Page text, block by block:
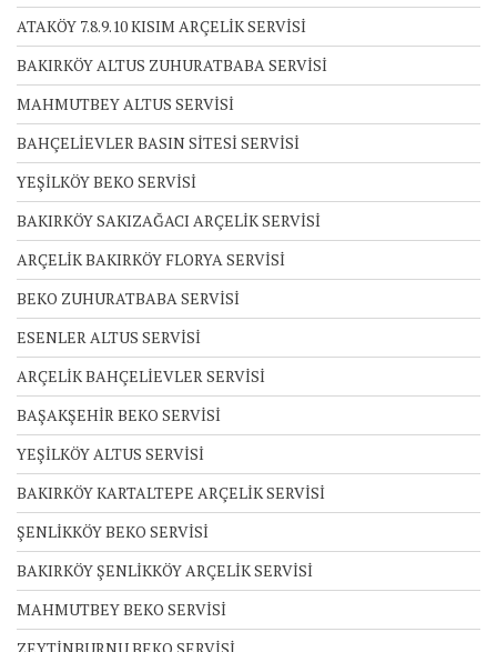
ATAKÖY 7.8.9.10 KISIM ARÇELİK SERVİSİ
BAKIRKÖY ALTUS ZUHURATBABA SERVİSİ
MAHMUTBEY ALTUS SERVİSİ
BAHÇELİEVLER BASIN SİTESİ SERVİSİ
YEŞİLKÖY BEKO SERVİSİ
BAKIRKÖY SAKIZAĞACI ARÇELİK SERVİSİ
ARÇELİK BAKIRKÖY FLORYA SERVİSİ
BEKO ZUHURATBABA SERVİSİ
ESENLER ALTUS SERVİSİ
ARÇELİK BAHÇELİEVLER SERVİSİ
BAŞAKŞEHİR BEKO SERVİSİ
YEŞİLKÖY ALTUS SERVİSİ
BAKIRKÖY KARTALTEPE ARÇELİK SERVİSİ
ŞENLİKKÖY BEKO SERVİSİ
BAKIRKÖY ŞENLİKKÖY ARÇELİK SERVİSİ
MAHMUTBEY BEKO SERVİSİ